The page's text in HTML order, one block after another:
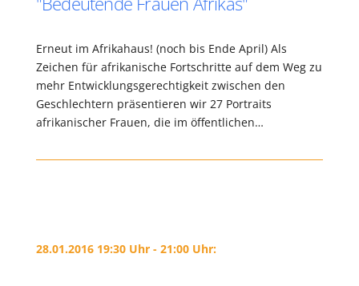
Erneut im Afrikahaus! (noch bis Ende April) Als
Zeichen für afrikanische Fortschritte auf dem Weg zu
mehr Entwicklungsgerechtigkeit zwischen den
Geschlechtern präsentieren wir 27 Portraits
afrikanischer Frauen, die im öffentlichen…
28.01.2016 19:30 Uhr - 21:00 Uhr: